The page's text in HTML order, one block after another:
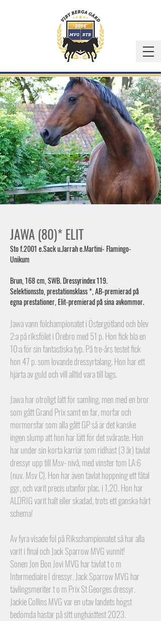
JAWA (80)* ELIT
Sto f.2001 e.Sack u.Jarrah e.Martini- Flamingo-
Unikum
Brun, 168 cm, SWB. Dressyrindex 119.
Selektionssto, prestationsklass *, AB-premierad på
egna prestationer, Elit-premierad på sina avkommor.
Jawa vann fölchampionatet i Östergötland och blev
2:a på riksfölet i Örebro med 51 p. Hon fick bla en
10:a för sin fantastiska typ. På tre-års testet fick
hon 47 p. som lovande dressyrtalang. Hon har ett
hjärta av guld och vill alltid vara till lags.
Jawa har otroligt lätt för samling, men med en bror
som gått Grand Prix samt en far, morfar och
mormorsfar som alla gått GP så är det kanske
ingen slump att hon har lätt för det svåraste. Hon
har under sin korta karriär som ridhäst (3 år) tävlat
dressyr upp till Msv- nivå, med vinster tom LA:6
(nuv. Msv C). Hon har även tävlat hoppning ett fåtal
ggr, och varit precis utanför plac. i 1,20. Hon har
ALDRIG varit halt eller skadad, trots ett ganska hårt
schema!
Av fyra visade föl på Rikschampionatet så har alla
varit i final och Jack Sparrow MVG vunnit!
Sonen Jon Bon Jovi MVG har tävlat t o m
Intermediaire I dressyr. Jack Sparrow MVG har
tävlingsmeriter t o m Prix St Georges dressyr.
Jackie Collins MVG var en utav landets högst
bedömda hästar på sitt unghästtest 2023.